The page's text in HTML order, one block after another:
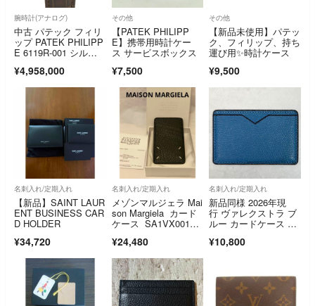
腕時計(アナログ)
中古 パテック フィリ
ップ PATEK PHILIPP
E 6119R-001 シルバ
¥4,958,000
その他
【PATEK PHILIPP
E】携帯用時計ケー
ス サービスボックス
¥7,500
その他
【新品未使用】パテッ
ク、フィリップ、持ち
運び用✨時計ケース
¥9,500
名刺入れ/定期入れ
【新品】SAINT LAUR
ENT BUSINESS CAR
D HOLDER
¥34,720
名刺入れ/定期入れ
メゾンマルジェラ Mai
son Margiela カード
ケース SA1VX001
ラック
¥24,480
名刺入れ/定期入れ
新品同様 2026年現
行 ヴァレクストラ ブ
ルー カードケース 1
¥10,800